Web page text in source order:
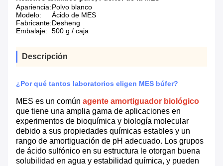
Apariencia:Polvo blanco
Modelo:
Ácido de MES
Fabricante:Desheng
Embalaje:
500 g / caja
Descripción
¿Por qué tantos laboratorios eligen MES búfer?
MES es un común agente amortiguador biológico
que tiene una amplia gama de aplicaciones en
experimentos de bioquímica y biología molecular
debido a sus propiedades químicas estables y un
rango de amortiguación de pH adecuado. Los grupos
de ácido sulfónico en su estructura le otorgan buena
solubilidad en agua y estabilidad química, y pueden